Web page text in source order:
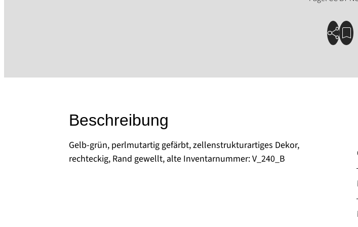
Beschreibung
Gelb-grün, perlmutartig gefärbt, zellenstrukturartiges Dekor,
rechteckig, Rand gewellt, alte Inventarnummer: V_240_B